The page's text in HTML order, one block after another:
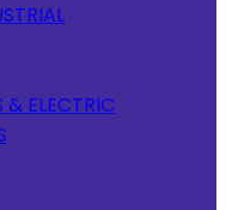
& ELECTRIC